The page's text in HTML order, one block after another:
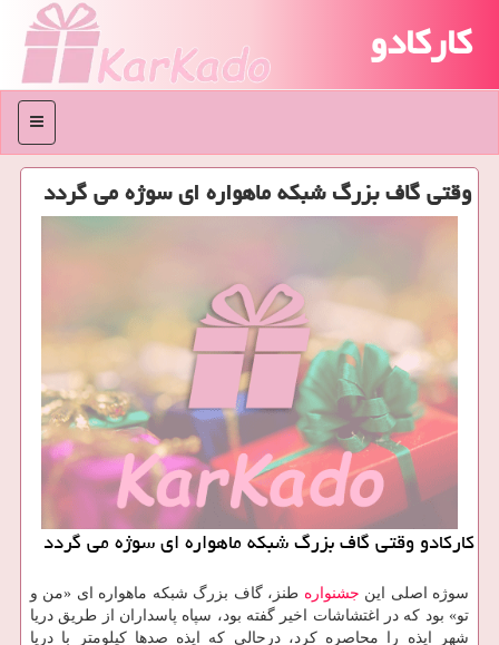
کارکادو
منو
وقتی گاف بزرگ شبكه ماهواره ای سوژه می گردد
كاركادو وقتی گاف بزرگ شبكه ماهواره ای سوژه می گردد
سوژه اصلی این جشنواره طنز، گاف بزرگ شبكه ماهواره ای «من و
تو» بود كه در اغتشاشات اخیر گفته بود، سپاه پاسداران از طریق دریا
شهر ایذه را محاصره كرد، درحالی كه ایذه صدها كیلومتر با دریا